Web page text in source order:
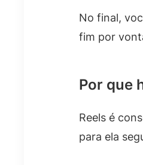
No final,
fim por
Por que
Reels é
para ela